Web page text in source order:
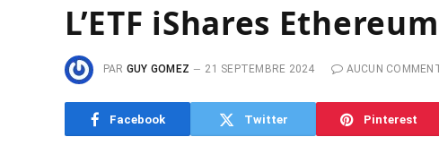
L’ETF iShares
PAR GUY GOMEZ 21 SEPTEMBRE 2024 AUCUN
Facebook Twitter Pinterest